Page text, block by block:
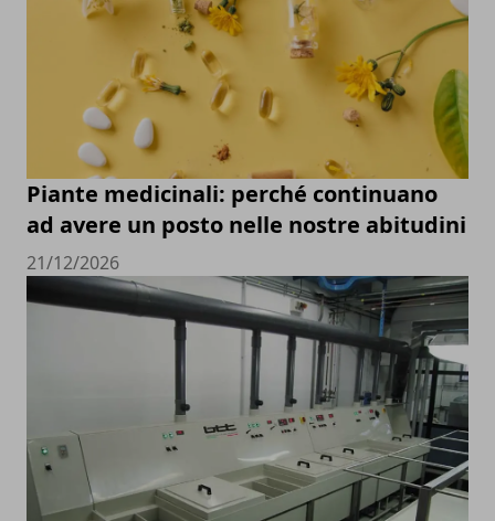
Piante medicinali: perché continuano
ad avere un posto nelle nostre abitudini
21/12/2026